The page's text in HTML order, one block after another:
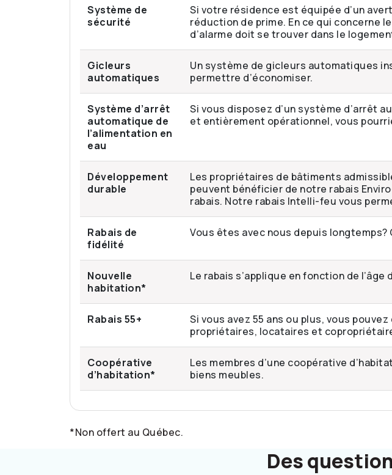
Système de
sécurité
Si votre résidence est équipée d’un
réduction de prime. En ce qui concerne
d’alarme doit se trouver dans le
Gicleurs
automatiques
Un système de gicleurs automatiques
permettre d’économiser.
Système d’arrêt
automatique de
l’alimentation en
eau
Si vous disposez d’un système d’arrêt
et entièrement opérationnel, vous
Développement
durable
Les propriétaires de bâtiments
peuvent bénéficier de notre rabais
rabais. Notre rabais Intelli-feu vous
Rabais de
fidélité
Vous êtes avec nous depuis
Nouvelle
habitation*
Le rabais s’applique en fonction de l’âge
Rabais 55+
Si vous avez 55 ans ou plus, vous
propriétaires, locataires et
Coopérative
d’habitation*
Les membres d’une coopérative
biens meubles.
*Non offert au Québec.
Des